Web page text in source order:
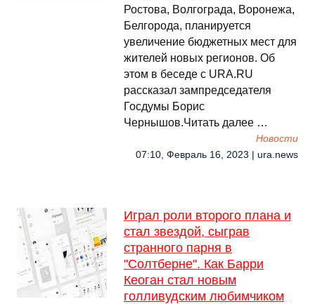
Ростова, Волгограда, Воронежа,
Белгорода, планируется
увеличение бюджетных мест для
жителей новых регионов. Об
этом в беседе с URA.RU
рассказал зампредседателя
Госдумы Борис
Чернышов.Читать далее …
Новости
07:10, Февраль 16, 2023 | ura.news
Играл роли второго плана и
стал звездой, сыграв
странного парня в
"Солтберне". Как Барри
Кеоган стал новым
голливудским любимчиком